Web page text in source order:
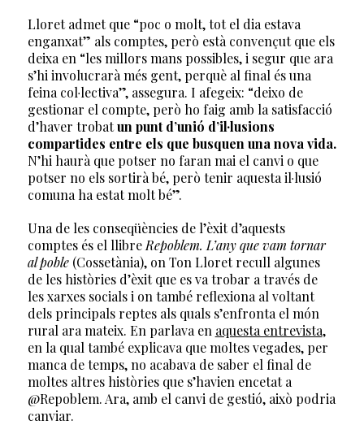
Lloret admet que “poc o molt, tot el dia estava
enganxat” als comptes, però està convençut que els
deixa en “les millors mans possibles, i segur que ara
s’hi involucrarà més gent, perquè al final és una
feina col·lectiva”, assegura. I afegeix: “deixo de
gestionar el compte, però ho faig amb la satisfacció
d’haver trobatun punt d’unió d’il·lusions
compartides entre els que busquen una nova vida.
N’hi haurà que potser no faran mai el canvi o que
potser no els sortirà bé, però tenir aquesta il·lusió
comuna ha estat molt bé”.
Una de les conseqüències de l’èxit d’aquests
comptes és el llibre Repoblem. L’any que vam tornar
al poble (Cossetània), on Ton Lloret recull algunes
de les històries d’èxit que es va trobar a través de
les xarxes socials i on també reflexiona al voltant
dels principals reptes als quals s’enfronta el món
rural ara mateix. En parlava en aquesta entrevista,
en la qual també explicava que moltes vegades, per
manca de temps, no acabava de saber el final de
moltes altres històries que s’havien encetat a
@Repoblem. Ara, amb el canvi de gestió, això podria
canviar.